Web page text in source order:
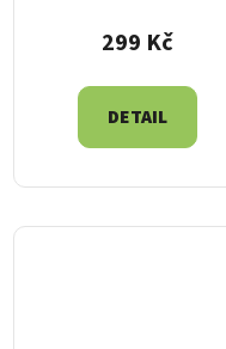
299 Kč
DETAIL